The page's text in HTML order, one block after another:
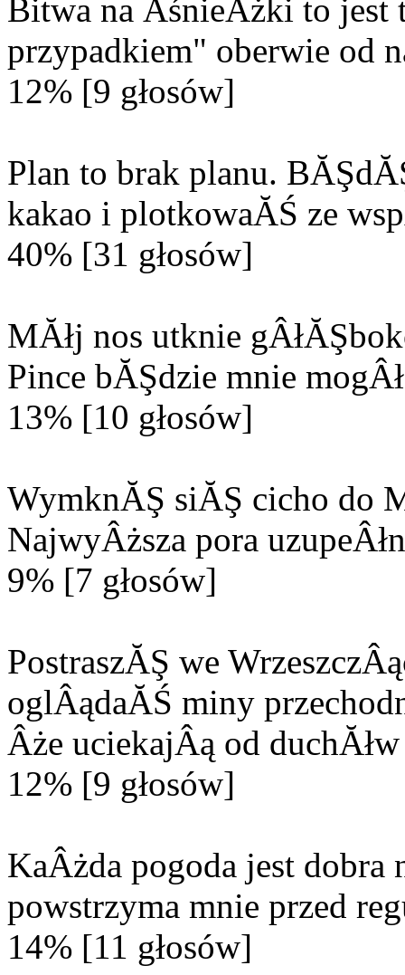
Bitwa na ÂśnieÂżki to jest
przypadkiem" oberwie od
12% [9 głosów]
Plan to brak planu.
kakao i plotkowaĂŚ ze
40% [31 głosów]
MĂłj nos utknie
Pince bĂŞdzie mnie
13% [10 głosów]
WymknĂŞ siĂŞ cicho do
NajwyÂższa pora
9% [7 głosów]
PostraszĂŞ we
oglÂądaĂŚ miny
Âże uciekajÂą od
12% [9 głosów]
KaÂżda pogoda jest
powstrzyma mnie przed
14% [11 głosów]